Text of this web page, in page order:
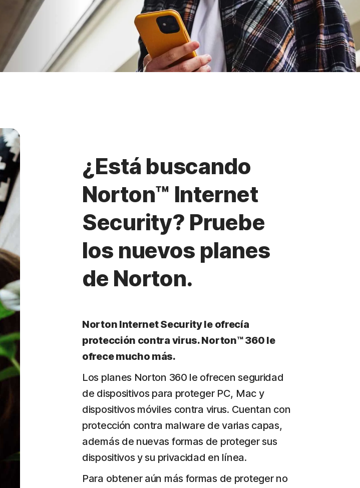
¿Está buscando
Norton™ Internet
Security? Pruebe
los nuevos planes
de Norton.
Norton Internet Security le ofrecía
protección contra virus. Norton™ 360 le
ofrece mucho más.
Los planes Norton 360 le ofrecen seguridad
de dispositivos para proteger PC, Mac y
dispositivos móviles contra virus. Cuentan con
protección contra malware de varias capas,
además de nuevas formas de proteger sus
dispositivos y su privacidad en línea.
Para obtener aún más formas de proteger no